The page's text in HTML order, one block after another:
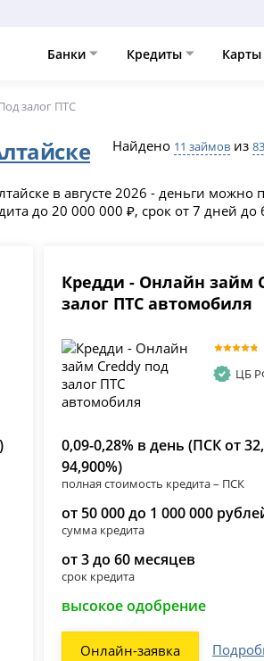
Банки Кредиты Карты
залог ПТС
Найдено 11 займов из
в августе 2026 - деньги
до 20 000 000 ₽, срок от 7 дней до
Кредди - Онлайн займ
залог ПТС автомобиля
ЦБ
0,09-0,28% в день (ПСК от
94,900%)
полная стоимость кредита – ПСК
от 50 000 до 1 000 000
сумма кредита
от 3 до 60 месяцев
срок кредита
высокое одобрение
Онлайн-заявка